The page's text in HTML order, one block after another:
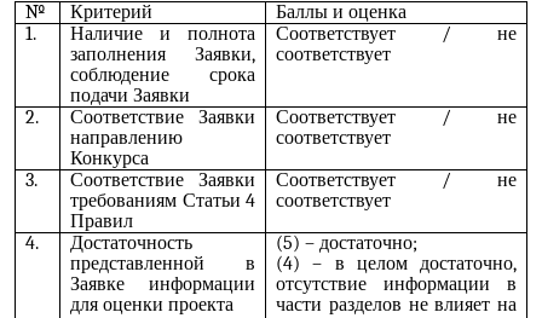
№
Критерий
Баллы и оценка
1.
Наличие и полнота
заполнения Заявки,
соблюдение срока
подачи Заявки
Соответствует / не
соответствует
2.
Соответствие Заявки
направлению
Конкурса
Соответствует / не
соответствует
3.
Соответствие Заявки
требованиям Статьи 4
Правил
Соответствует / не
соответствует
4.
Достаточность
представленной в
Заявке информации
для оценки проекта
(5) – достаточно;
(4) – в целом достаточно,
отсутствие информации в
части разделов не влияет на